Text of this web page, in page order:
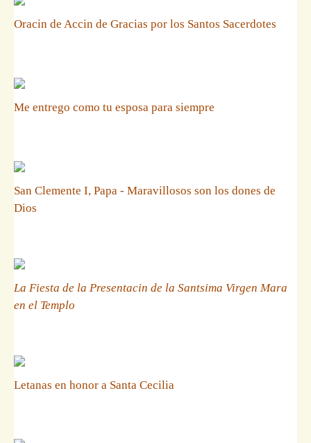
Oracin de Accin de Gracias por los Santos Sacerdotes
Me entrego como tu esposa para siempre
San Clemente I, Papa - Maravillosos son los dones de
Dios
La Fiesta de la Presentacin de la Santsima Virgen Mara
en el Templo
Letanas en honor a Santa Cecilia